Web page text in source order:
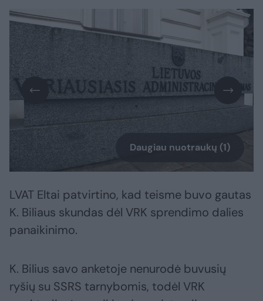
Daugiau nuotraukų (1)
LVAT Eltai patvirtino, kad teisme buvo gautas
K. Biliaus skundas dėl VRK sprendimo dalies
panaikinimo.
K. Bilius savo anketoje nenurodė buvusių
ryšių su SSRS tarnybomis, todėl VRK